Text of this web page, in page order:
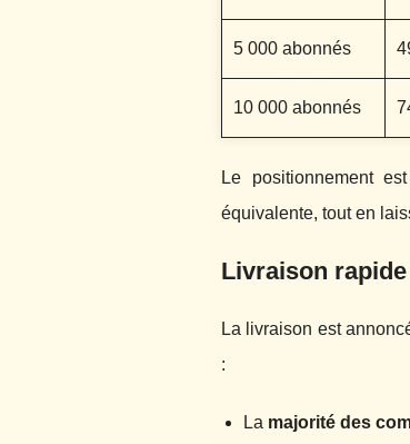
5 000 abonnés
10 000 abonnés
Le positionnement
équivalente, tout en
Livraison rapide
La livraison est
:
La majorité des